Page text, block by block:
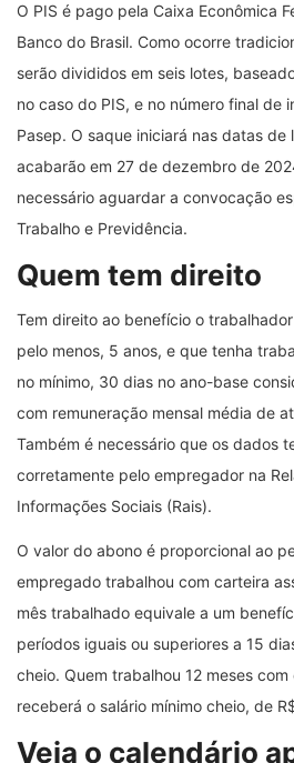
O PIS é pago pela Caixa Econômica
Banco do Brasil. Como ocorre
serão divididos em seis lotes,
no caso do PIS, e no número final de
Pasep. O saque iniciará nas datas de
acabarão em 27 de dezembro de
necessário aguardar a convocação
Trabalho e Previdência.
Quem tem direito
Tem direito ao benefício o
pelo menos, 5 anos, e que tenha
no mínimo, 30 dias no ano-base
com remuneração mensal média de
Também é necessário que os dados
corretamente pelo empregador na
Informações Sociais (Rais).
O valor do abono é proporcional ao
empregado trabalhou com carteira
mês trabalhado equivale a um
períodos iguais ou superiores a 15
cheio. Quem trabalhou 12 meses
receberá o salário mínimo cheio, de
Veja o calendário